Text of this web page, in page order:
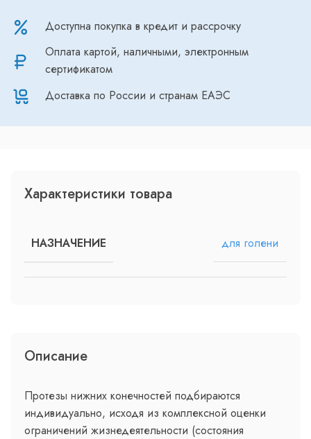
Доступна покупка в кредит и рассрочку
Оплата картой, наличными, электронным
сертификатом
Доставка по России и странам ЕАЭС
Описание
Протезы нижних конечностей подбираются
индивидуально, исходя из комплексной оценки
ограничений жизнедеятельности (состояния
Характеристики товара
НАЗНАЧЕНИЕ для голени